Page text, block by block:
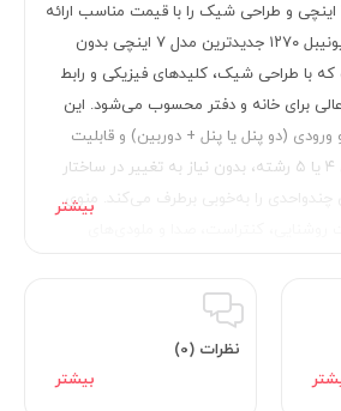
ترکیبی از صفحه بزرگ ۷ اینچی و طراحی شیک را با قیمت مناسب ارائه
می‌دهد آیفون تصویری یونیبل ۱۲۷۰ جدیدترین مدل ۷ اینچی بدون
که با طراحی شیک، کلیدهای فیزیکی و رابط
برای خانه و دفتر محسوب می‌شود. این
ورودی (دو پنل یا پنل + دوربین) و قابلیت
نصب آسان با سیم‌کشی ۴ یا ۵ رشته، بدون نیاز به تغییر در ساختار
چندواحدی را به‌خوبی برطرف می‌کند. منوی
کاربران فراهم می‌آورد. اگر به دنبال
مناسب و بدون قابلیت ذخیره‌سازی تصویر
نظرات (0)